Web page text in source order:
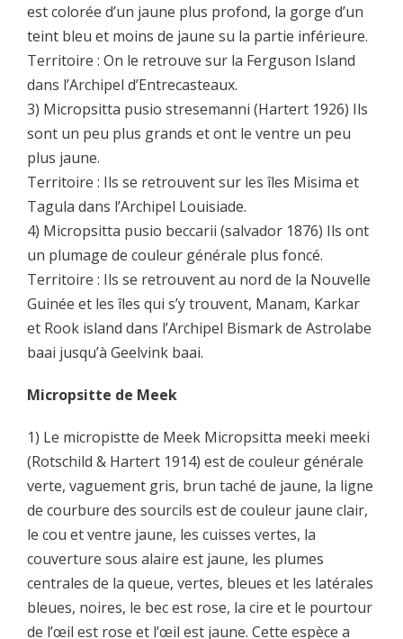
est colorée d’un jaune plus profond, la gorge d’un
teint bleu et moins de jaune su la partie inférieure.
Territoire : On le retrouve sur la Ferguson Island
dans l’Archipel d’Entrecasteaux.
3) Micropsitta pusio stresemanni (Hartert 1926) Ils
sont un peu plus grands et ont le ventre un peu
plus jaune.
Territoire : Ils se retrouvent sur les îles Misima et
Tagula dans l’Archipel Louisiade.
4) Micropsitta pusio beccarii (salvador 1876) Ils ont
un plumage de couleur générale plus foncé.
Territoire : Ils se retrouvent au nord de la Nouvelle
Guinée et les îles qui s’y trouvent, Manam, Karkar
et Rook island dans l’Archipel Bismark de Astrolabe
baai jusqu’à Geelvink baai.
Micropsitte de Meek
1) Le micropistte de Meek Micropsitta meeki meeki
(Rotschild & Hartert 1914) est de couleur générale
verte, vaguement gris, brun taché de jaune, la ligne
de courbure des sourcils est de couleur jaune clair,
le cou et ventre jaune, les cuisses vertes, la
couverture sous alaire est jaune, les plumes
centrales de la queue, vertes, bleues et les latérales
bleues, noires, le bec est rose, la cire et le pourtour
de l’œil est rose et l’œil est jaune. Cette espèce a